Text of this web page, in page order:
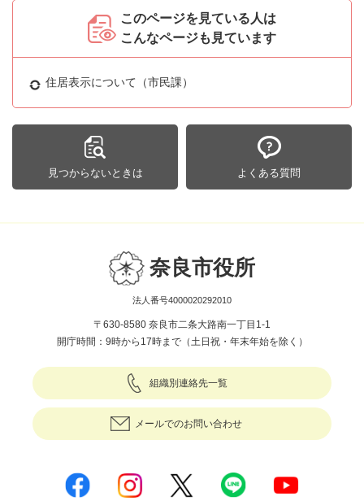
このページを見ている人は
こんなページも見ています
住居表示について（市民課）
見つからないときは よくある質問
奈良市役所
法人番号4000020292010
〒630-8580 奈良市二条大路南一丁目1-1
開庁時間：9時から17時まで（土日祝・年末年始を除く）
組織別連絡先一覧
メールでのお問い合わせ